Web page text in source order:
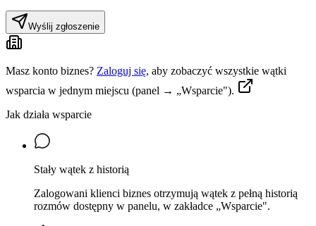
Wyślij zgłoszenie
Masz konto biznes? Zaloguj się, aby zobaczyć wszystkie wątki
wsparcia w jednym miejscu (panel → „Wsparcie").
Jak działa wsparcie
Stały wątek z historią
Zalogowani klienci biznes otrzymują wątek z pełną historią
rozmów dostępny w panelu, w zakładce „Wsparcie".